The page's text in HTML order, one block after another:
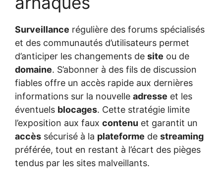
Surveillance régulière des forums spécialisés
et des communautés d’utilisateurs permet
d’anticiper les changements de site ou de
domaine. S’abonner à des fils de discussion
fiables offre un accès rapide aux dernières
informations sur la nouvelle adresse et les
éventuels blocages. Cette stratégie limite
l’exposition aux faux contenu et garantit un
accès sécurisé à la plateforme de streaming
préférée, tout en restant à l’écart des pièges
tendus par les sites malveillants.